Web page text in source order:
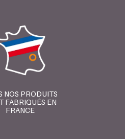
NOS PRODUITS
FABRIQUÉS EN
FRANCE